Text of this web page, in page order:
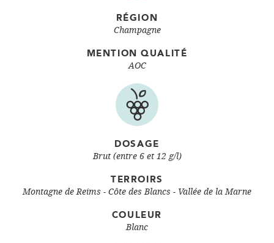
RÉGION
Champagne
MENTION QUALITÉ
AOC
DOSAGE
Brut (entre 6 et 12 g/l)
TERROIRS
Montagne de Reims - Côte des Blancs - Vallée de la Marne
COULEUR
Blanc